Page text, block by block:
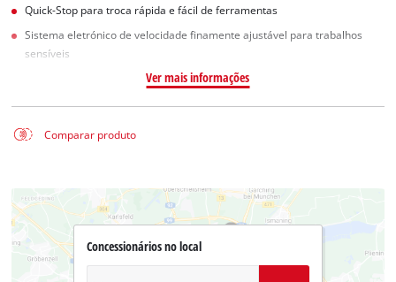
Quick-Stop para troca rápida e fácil de ferramentas
Sistema eletrónico de velocidade finamente ajustável para trabalhos
sensíveis
Ver mais informações
Comparar produto
Concessionários no local